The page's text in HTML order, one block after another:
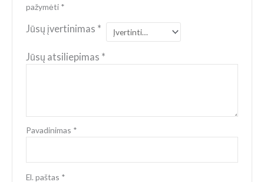
pažymėti *
Jūsų įvertinimas *
Jūsų atsiliepimas *
Pavadinimas *
El. paštas *